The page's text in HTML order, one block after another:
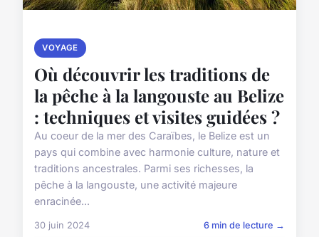
VOYAGE
Où découvrir les traditions de
la pêche à la langouste au Belize
: techniques et visites guidées ?
Au coeur de la mer des Caraïbes, le Belize est un
pays qui combine avec harmonie culture, nature et
traditions ancestrales. Parmi ses richesses, la
pêche à la langouste, une activité majeure
enracinée...
30 juin 2024 6 min de lecture →